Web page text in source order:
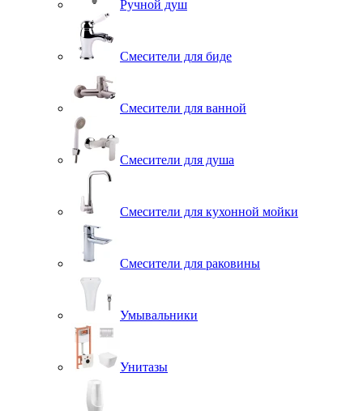
Ручной душ
Смесители для биде
Смесители для ванной
Смесители для душа
Смесители для кухонной мойки
Смесители для раковины
Умывальники
Унитазы